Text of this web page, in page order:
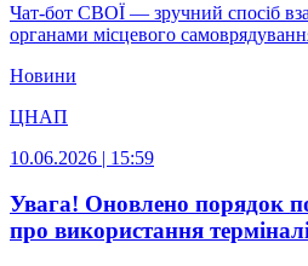
Чат-бот СВОЇ — зручний спосіб
органами місцевого
Новини
ЦНАП
10.06.2026 | 15:59
Увага! Оновлено порядок
про використання